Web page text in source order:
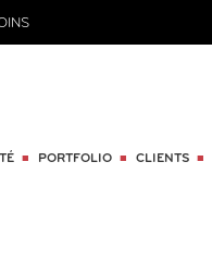
PORTFOLIO CLIENTS